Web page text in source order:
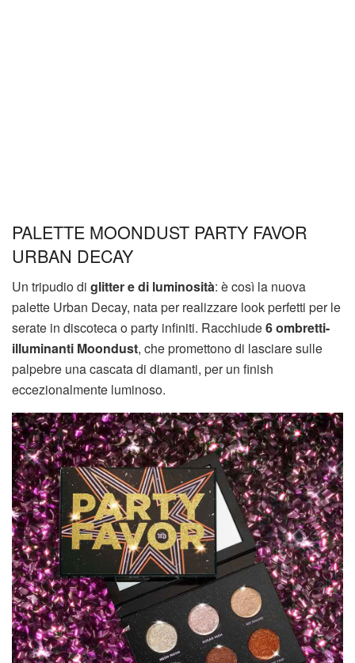
PALETTE MOONDUST PARTY FAVOR
URBAN DECAY
Un tripudio di glitter e di luminosità: è così la nuova
palette Urban Decay, nata per realizzare look perfetti per le
serate in discoteca o party infiniti. Racchiude6 ombretti-
illuminanti Moondust, che promettono di lasciare sulle
palpebre una cascata di diamanti, per un finish
eccezionalmente luminoso.